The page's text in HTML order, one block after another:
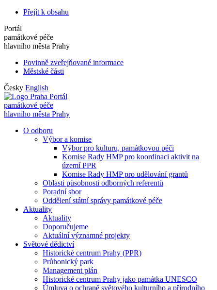
Přejít k obsahu
Portál
památkové péče
hlavního města Prahy
Povinně zveřejňované informace
Městské části
Česky English
Portál
památkové péče
hlavního města Prahy
O odboru
Výbor a komise
Výbor pro kulturu, památkovou péči
Komise Rady HMP pro koordinaci aktivit na
území PPR
Komise Rady HMP pro udělování grantů
Oblasti působnosti odborných referentů
Poradní sbor
Oddělení státní správy památkové péče
Aktuality
Aktuality
Doporučujeme
Aktuální významné projekty
Světové dědictví
Historické centrum Prahy (PPR)
Průhonický park
Management plán
Historické centrum Prahy jako památka UNESCO
Úmluva o ochraně světového kulturního a přírodního